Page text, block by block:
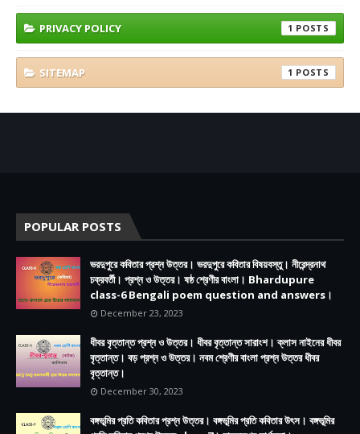
PRIVACY POLICY 1
SITEMAP 1
POPULAR POSTS
ভরদুপুরে কবিতার প্রশ্ন উত্তর। ভরদুপুরে কবিতার বিষয়বস্তু। নীরেন্দ্রনাথ
চক্রবর্তী। প্রশ্ন ও উত্তর। ষষ্ঠ শ্রেণীর বাংলা। Bhardupure
class-6 Bengali poem question and answers।
December 23, 2023
ধীবর বৃত্তান্ত প্রশ্ন ও উত্তর। ধীবর বৃত্তান্ত সারাংশ। ক্লাস নাইনের ধীবর
বৃত্তান্ত। বড় প্রশ্ন ও উত্তর। নবম শ্রেণীর বাংলা প্রশ্ন উত্তর ধীবর
বৃত্তান্ত।
December 30, 2023
বঙ্গভূমির প্রতি কবিতার প্রশ্ন উত্তর। বঙ্গভূমির প্রতি কবিতার উৎস। বঙ্গভূমির